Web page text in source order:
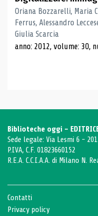
Oriana Bozzarelli, Maria
Ferrus, Alessandro
Giulia Scarcia
anno: 2012, volume: 30,
Biblioteche oggi -
Sede legale: Via Lesmi 6 -
P.IVA, C.F. 01823660152
R.E.A. C.C.I.A.A. di Milano N.
Contatti
Privacy policy